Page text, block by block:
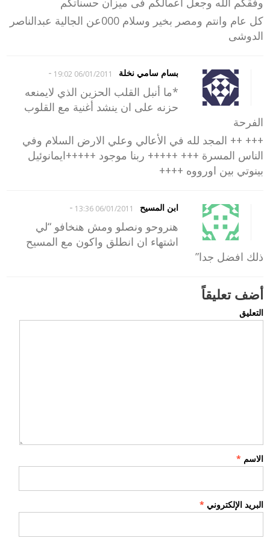
كل عام وانتم ومصر بخير وسلام 000عن الجالية عبدالناصر
الدوشى
بسام سامي نخلة 06/01/2011 19:02
-
*ما أنبل القلب الحزين الذي لايمنعه
حزنه على ان ينشد أغنية مع القلوب
الفرحة
+++ ++ المجد لله في الأعالي وعلي الارض السلام وفي
الناس المسرة +++ +++++ ربنا موجود +++++ايمانوئيل
بينوتي بين اورووه ++++
ابن المسيح 06/01/2011 13:36
-
هنروحو ونصلو ومش هنخافو “لي
اشتهاء ان انطلق واكون مع المسيح
ذلك افضل جدا”
أضف تعليقاً
التعليق
الاسم *
البريد الإلكتروني *